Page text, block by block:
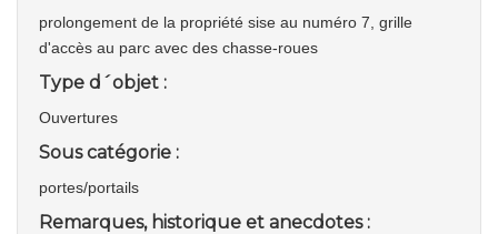
prolongement de la propriété sise au numéro 7, grille
d'accès au parc avec des chasse-roues
Type d´objet :
Ouvertures
Sous catégorie :
portes/portails
Remarques, historique et anecdotes :